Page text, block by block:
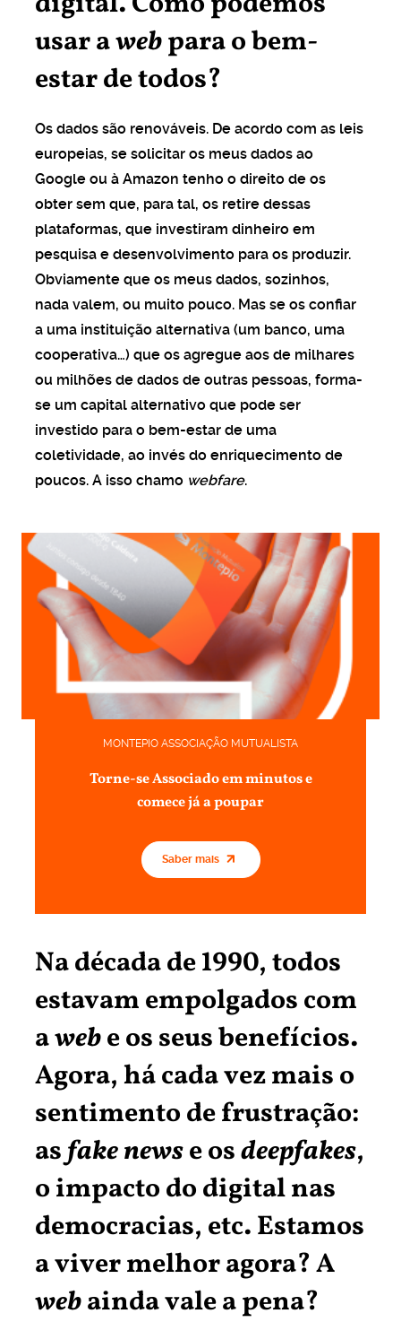
usar awebpara o bem-
estar de todos?
Os dados são renováveis. De acordo com as leis
europeias, se solicitar os meus dados ao
Google ou à Amazon tenho o direito de os
obter sem que, para tal, os retire dessas
plataformas, que investiram dinheiro em
pesquisa e desenvolvimento para os produzir.
Obviamente que os meus dados, sozinhos,
nada valem, ou muito pouco. Mas se os confiar
a uma instituição alternativa (um banco, uma
cooperativa…) que os agregue aos de milhares
ou milhões de dados de outras pessoas, forma-
se um capital alternativo que pode ser
investido para o bem-estar de uma
coletividade, ao invés do enriquecimento de
poucos. A isso chamo webfare.
MONTEPIO ASSOCIAÇÃO MUTUALISTA
Torne-se Associado em minutos e
comece já a poupar
Saber mais
Na década de 1990, todos
estavam empolgados com
awebe os seus benefícios.
Agora, há cada vez mais o
sentimento de frustração:
asfake newse osdeepfakes,
o impacto do digital nas
democracias, etc. Estamos
a viver melhor agora? A
webainda vale a pena?